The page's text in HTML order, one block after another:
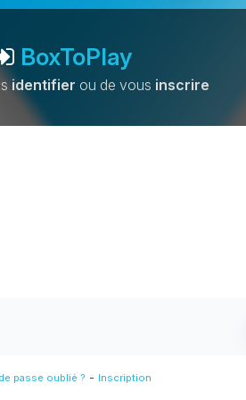
BoxToPlay
identifier ou de vous inscrire
passe oublié ? - Inscription